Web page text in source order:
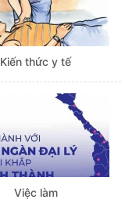
Kiến thức y tế
Việc làm